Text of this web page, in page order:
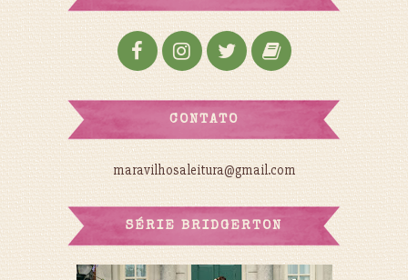
CONTATO
maravilhosaleitura@gmail.com
SÉRIE BRIDGERTON